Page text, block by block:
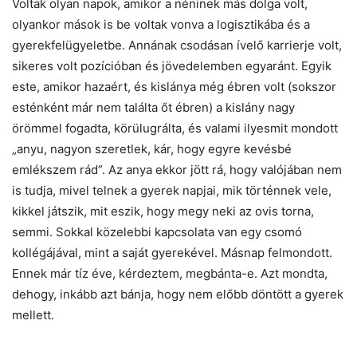
Voltak olyan napok, amikor a néninek más dolga volt,
olyankor mások is be voltak vonva a logisztikába és a
gyerekfelügyeletbe. Annának csodásan ívelő karrierje volt,
sikeres volt pozícióban és jövedelemben egyaránt. Egyik
este, amikor hazaért, és kislánya még ébren volt (sokszor
esténként már nem találta őt ébren) a kislány nagy
örömmel fogadta, körülugrálta, és valami ilyesmit mondott
„anyu, nagyon szeretlek, kár, hogy egyre kevésbé
emlékszem rád”. Az anya ekkor jött rá, hogy valójában nem
is tudja, mivel telnek a gyerek napjai, mik történnek vele,
kikkel játszik, mit eszik, hogy megy neki az ovis torna,
semmi. Sokkal közelebbi kapcsolata van egy csomó
kollégájával, mint a saját gyerekével. Másnap felmondott.
Ennek már tíz éve, kérdeztem, megbánta-e. Azt mondta,
dehogy, inkább azt bánja, hogy nem előbb döntött a gyerek
mellett.